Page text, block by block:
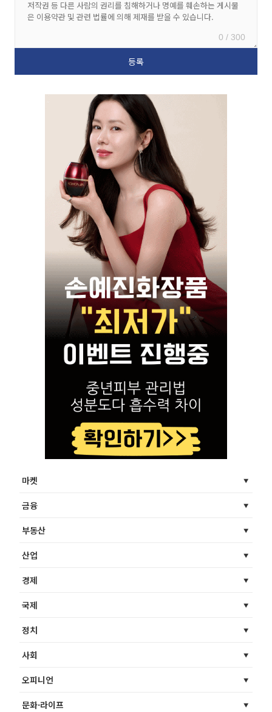
0 / 300
마켓
금융
부동산
산업
경제
국제
정치
사회
오피니언
문화·라이프